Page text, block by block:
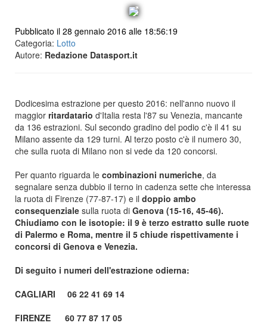
Pubblicato il 28 gennaio 2016 alle 18:56:19
Categoria: Lotto
Autore: Redazione Datasport.it
Dodicesima estrazione per questo 2016: nell'anno nuovo il
maggior ritardatario d'Italia resta l'87 su Venezia, mancante
da 136 estrazioni. Sul secondo gradino del podio c'è il 41 su
Milano assente da 129 turni. Al terzo posto c'è il numero 30,
che sulla ruota di Milano non si vede da 120 concorsi.
Per quanto riguarda le combinazioni numeriche, da
segnalare senza dubbio il terno in cadenza sette che interessa
la ruota di Firenze (77-87-17) e il doppio ambo
consequenziale sulla ruota di Genova (15-16, 45-46).
Chiudiamo con le isotopie: il 9 è terzo estratto sulle ruote
di Palermo e Roma, mentre il 5 chiude rispettivamente i
concorsi di Genova e Venezia.
Di seguito i numeri dell'estrazione odierna:
CAGLIARI 06 22 41 69 14
FIRENZE 60 77 87 17 05